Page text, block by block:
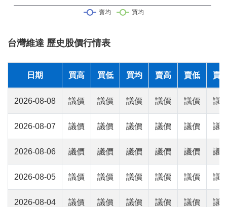
台灣維達 歷史股價行情表
日期 買高 買低 買均 賣高 賣低 賣
2026-08-08 議價 議價 議價 議價 議價 議
2026-08-07 議價 議價 議價 議價 議價 議
2026-08-06 議價 議價 議價 議價 議價 議
2026-08-05 議價 議價 議價 議價 議價 議
2026-08-04 議價 議價 議價 議價 議價 議